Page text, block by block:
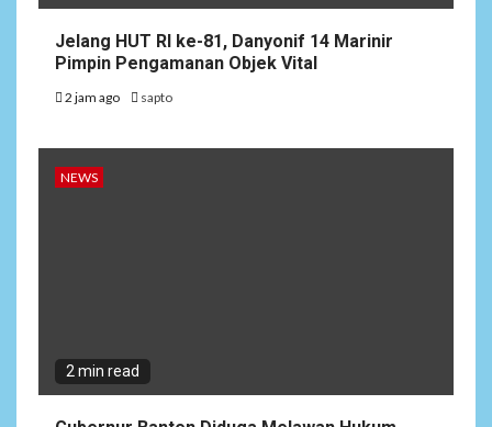
Jelang HUT RI ke-81, Danyonif 14 Marinir
Pimpin Pengamanan Objek Vital
2 jam ago sapto
NEWS
2 min read